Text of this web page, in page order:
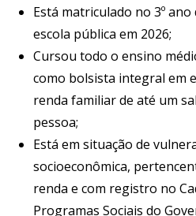
Está matriculado no 3º
escola pública em 2026;
Cursou todo o ensino
como bolsista integral em
renda familiar de até um
pessoa;
Está em situação de
socioeconômica,
renda e com registro no
Programas Sociais do